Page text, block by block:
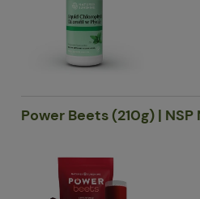
Power Beets (210g) | NSP